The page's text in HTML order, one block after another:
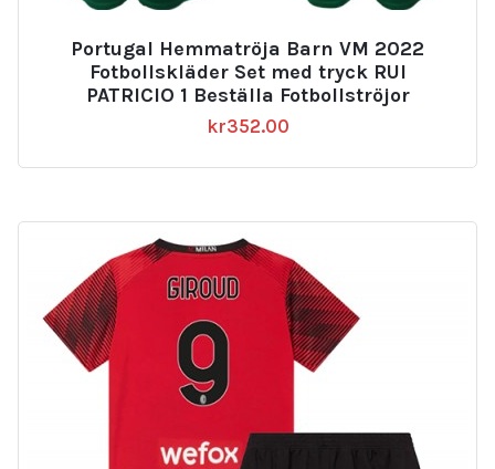
Portugal Hemmatröja Barn VM 2022
Fotbollskläder Set med tryck RUI
PATRICIO 1 Beställa Fotbollströjor
kr352.00